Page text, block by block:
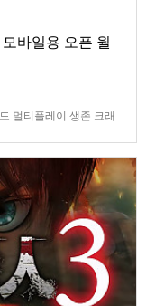
바일용 오픈 월
멀티플레이 생존 크래
'팰월드(Palworld)'를